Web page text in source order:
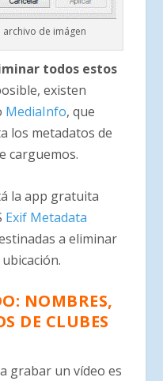
de imágen
todos estos
existen
MediaInfo, que
los metadatos de
carguemos.
la app gratuita
Exif Metadat‪a
a eliminar
NOMBRES,
DE CLUBES
grabar un vídeo es